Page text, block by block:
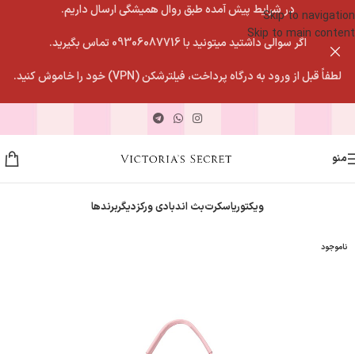
Skip to navigation
Skip to main content
در شرایط پیش آمده طبق روال همیشگی ارسال داریم.
اگر سوالی داشتید میتونید با 09306087716 تماس بگیرید.
لطفاً قبل از ورود به درگاه پرداخت، فیلترشکن (VPN) خود را خاموش کنید.
منو
ویکتوریاسکرتبث اندبادی ورکزدیگربرندها
ناموجود